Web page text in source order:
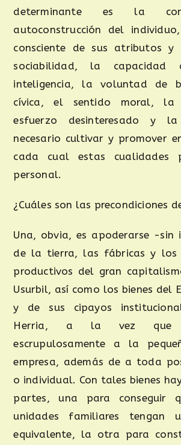
determinante es la
autoconstrucción del
consciente de sus atributos y
sociabilidad, la
inteligencia, la voluntad de
cívica, el sentido moral,
esfuerzo desinteresado y
necesario cultivar y promover
cada cual estas cualidades
personal.
¿Cuáles son las precondiciones
Una, obvia, es apoderarse -sin
de la tierra, las fábricas y los
productivos del gran
Usurbil, así como los bienes del
y de sus cipayos
Herria, a la vez que
escrupulosamente a la
empresa, además de a toda
o individual. Con tales bienes
partes, una para conseguir
unidades familiares tengan
equivalente, la otra para